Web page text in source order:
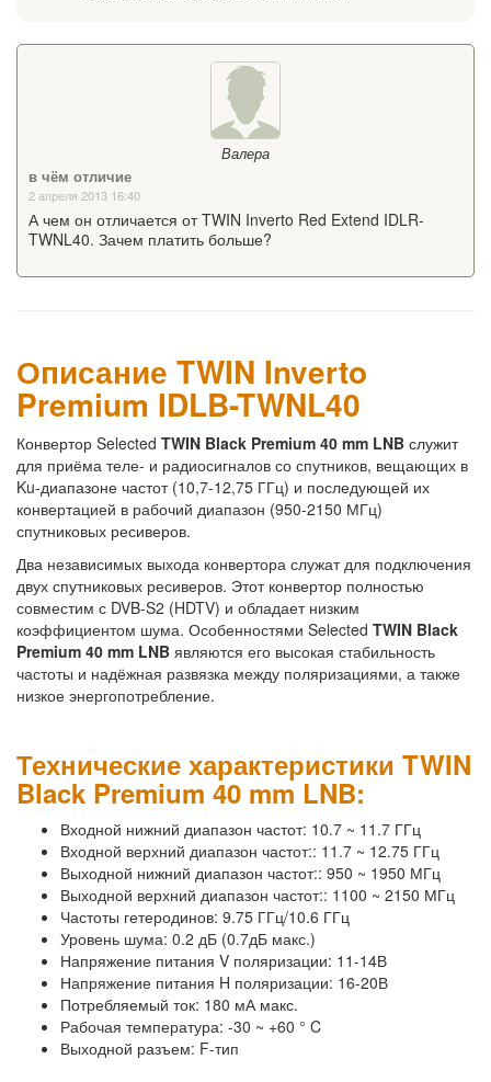
Валера
в чём отличие
2 апреля 2013 16:40
А чем он отличается от TWIN Inverto Red Extend IDLR-
TWNL40. Зачем платить больше?
Описание TWIN Inverto
Premium IDLB-TWNL40
Конвертор Selected TWIN Black Premium 40 mm LNB служит
для приёма теле- и радиосигналов со спутников, вещающих в
Ku-диапазоне частот (10,7-12,75 ГГц) и последующей их
конвертацией в рабочий диапазон (950-2150 МГц)
спутниковых ресиверов.
Два независимых выхода конвертора служат для подключения
двух спутниковых ресиверов. Этот конвертор полностью
совместим с DVB-S2 (HDTV) и обладает низким
коэффициентом шума. Особенностями Selected TWIN Black
Premium 40 mm LNB являются его высокая стабильность
частоты и надёжная развязка между поляризациями, а также
низкое энергопотребление.
Технические характеристики TWIN
Black Premium 40 mm LNB:
Входной нижний диапазон частот: 10.7 ~ 11.7 ГГц
Входной верхний диапазон частот:: 11.7 ~ 12.75 ГГц
Выходной нижний диапазон частот:: 950 ~ 1950 МГц
Выходной верхний диапазон частот:: 1100 ~ 2150 МГц
Частоты гетеродинов: 9.75 ГГц/10.6 ГГц
Уровень шума: 0.2 дБ (0.7дБ макс.)
Напряжение питания V поляризации: 11-14В
Напряжение питания H поляризации: 16-20В
Потребляемый ток: 180 мА макс.
Рабочая температура: -30 ~ +60 ° C
Выходной разъем: F-тип